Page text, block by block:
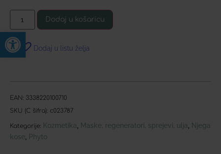
Open toolbar
Dodaj u košaricu
Dodaj u listu želja
EAN: 3338220100710
SKU (C šifra): c023787
Kategorije: Kozmetika, Maske, regeneratori, sprejevi, ulja, Njega
kose, Phyto